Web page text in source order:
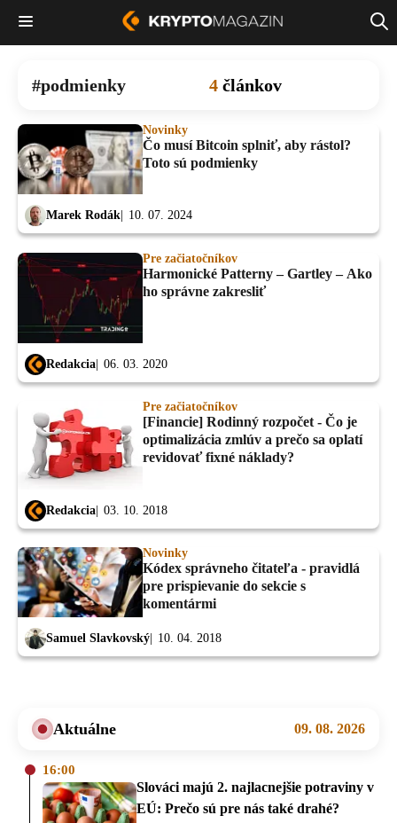
podmienky 4 článkov
Novinky
Čo musí Bitcoin splniť, aby rástol?
Toto sú podmienky
Marek Rodák 10. 07. 2024
Pre začiatočníkov
Harmonické Patterny – Gartley – Ako
ho správne zakresliť
Redakcia 06. 03. 2020
Pre začiatočníkov
[Financie] Rodinný rozpočet - Čo je
optimalizácia zmlúv a prečo sa oplatí
revidovať fixné náklady?
Redakcia 03. 10. 2018
Novinky
Kódex správneho čitateľa - pravidlá
pre prispievanie do sekcie s
komentármi
Samuel Slavkovský 10. 04. 2018
Aktuálne 09. 08. 2026
16:00
Slováci majú 2. najlacnejšie potraviny v
EÚ: Prečo sú pre nás také drahé?